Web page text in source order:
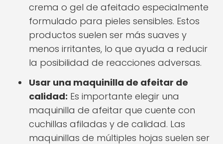
crema o gel de afeitado especialmente
formulado para pieles sensibles. Estos
productos suelen ser más suaves y
menos irritantes, lo que ayuda a reducir
la posibilidad de reacciones adversas.
Usar una maquinilla de afeitar de
calidad: Es importante elegir una
maquinilla de afeitar que cuente con
cuchillas afiladas y de calidad. Las
maquinillas de múltiples hojas suelen ser